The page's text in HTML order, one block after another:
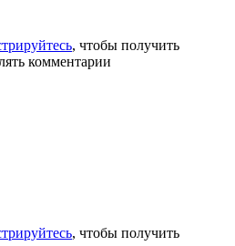
, чтобы получить
комментарии
, чтобы получить